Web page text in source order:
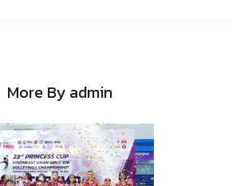
More By admin